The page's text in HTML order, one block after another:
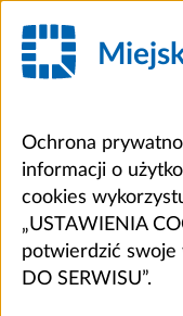
Ochrona
informacji o
cookies
„USTAWIENIA
potwierdzić swoje
DO SERWISU”.